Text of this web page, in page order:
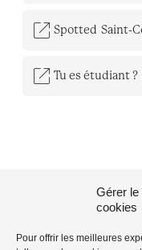
Gérer le
cookies
Pour offrir les meilleures
open_in_newSpotted Saint-
open_in_newTu es étudiant ?